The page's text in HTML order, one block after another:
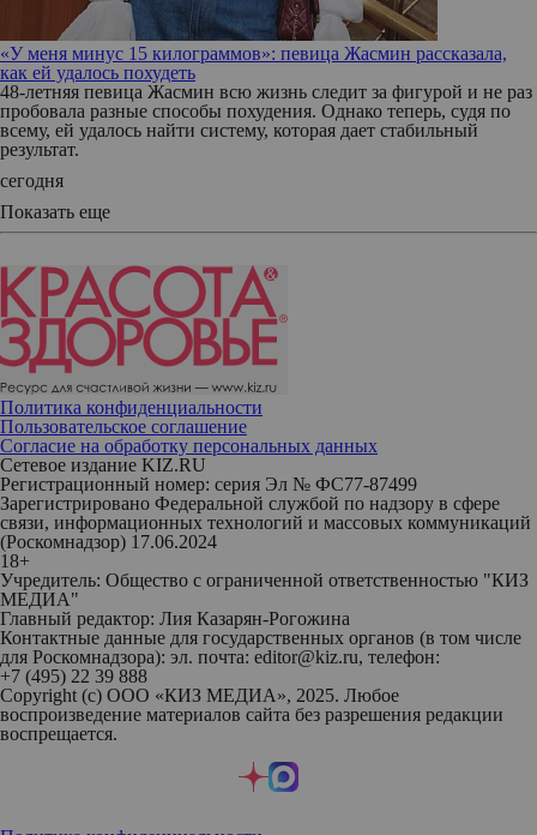
«У меня минус 15 килограммов»: певица Жасмин рассказала,
как ей удалось похудеть
48-летняя певица Жасмин всю жизнь следит за фигурой и не раз
пробовала разные способы похудения. Однако теперь, судя по
всему, ей удалось найти систему, которая дает стабильный
результат.
сегодня
Показать еще
Политика конфиденциальности
Пользовательское соглашение
Согласие на обработку персональных данных
Сетевое издание KIZ.RU
Регистрационный номер: серия Эл № ФС77-87499
Зарегистрировано Федеральной службой по надзору в сфере
связи, информационных технологий и массовых коммуникаций
(Роскомнадзор) 17.06.2024
18+
Учредитель: Общество с ограниченной ответственностью "КИЗ
МЕДИА"
Главный редактор: Лия Казарян-Рогожина
Контактные данные для государственных органов (в том числе
для Роскомнадзора): эл. почта: editor@kiz.ru, телефон:
+7 (495) 22 39 888
Copyright (с) ООО «КИЗ МЕДИА», 2025. Любое
воспроизведение материалов сайта без разрешения редакции
воспрещается.